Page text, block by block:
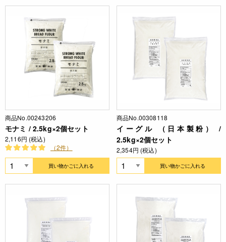
商品No.00243206
モナミ / 2.5kg×2個セット
2,116円 (税込)
（2件）
買い物かごに入れる
商品No.00308118
イーグル （日本製粉） /
2.5kg×2個セット
2,354円 (税込)
買い物かごに入れる